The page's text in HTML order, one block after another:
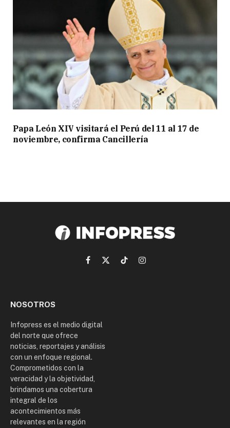
Papa León XIV visitará el Perú del 11 al 17 de
noviembre, confirma Cancillería
Facebook
X
TikTokInstagram
NOSOTROS
Infopress es el medio digital
del norte que ofrece
noticias, reportajes y análisis
con un enfoque regional.
Comprometidos con la
veracidad y la objetividad,
brindamos una cobertura
integral de los
acontecimientos más
relevantes en la región